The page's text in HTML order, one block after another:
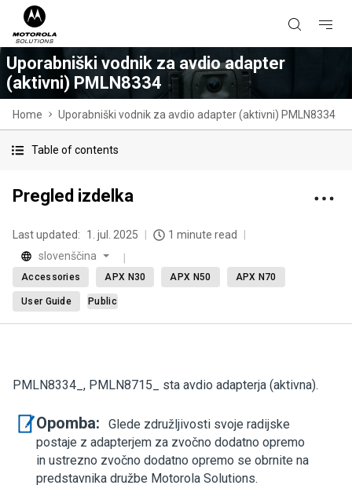
Uporabniški vodnik za avdio adapter
(aktivni) PMLN8334
Home Uporabniški vodnik za avdio adapter (aktivni) PMLN8334
Table of contents
Pregled izdelka
Last updated: 1. jul. 2025
1 minute read
slovenščina
Accessories APX N30 APX N50 APX N70
User Guide Public
PMLN8334_, PMLN8715_ sta avdio adapterja (aktivna).
Opomba:
Glede združljivosti svoje radijske
postaje z adapterjem za zvočno dodatno opremo
in ustrezno zvočno dodatno opremo se obrnite na
predstavnika družbe Motorola Solutions.